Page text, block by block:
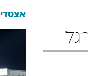
תכנית היורו